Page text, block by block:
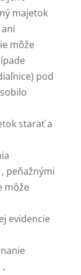
majetok
môže
pod
starať a
peňažnými
môže
evidencie